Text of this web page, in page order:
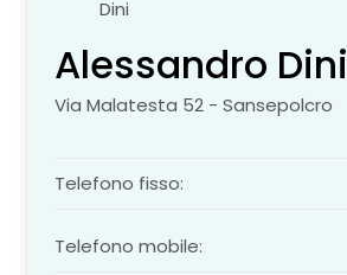
Alessandro Dini
Via Malatesta 52 - Sansepolcro
Telefono fisso:
Telefono mobile: